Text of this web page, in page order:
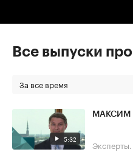
Все выпуски
За все время
5:32
МАКСИМ